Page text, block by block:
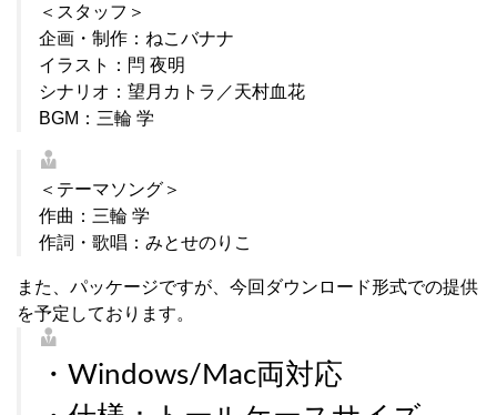
＜スタッフ＞
企画・制作：ねこバナナ
イラスト：閂 夜明
シナリオ：望月カトラ／天村血花
BGM：三輪 学
＜テーマソング＞
作曲：三輪 学
作詞・歌唱：みとせのりこ
また、パッケージですが、今回ダウンロード形式での提供
を予定しております。
・Windows/Mac両対応